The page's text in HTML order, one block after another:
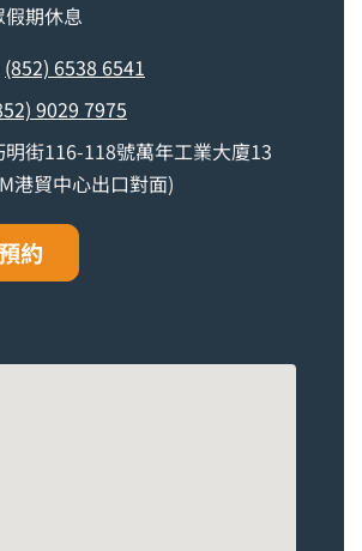
期休息
(852) 6538 6541
9029 7975
明街116-118號萬年工業大廈13
港貿中心出口對面)
約